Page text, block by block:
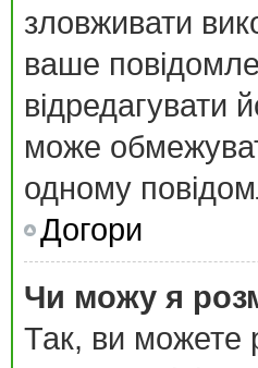
зловживати
ваше
відредагувати
може
одному
Догори
Чи можу я
Так, ви можете